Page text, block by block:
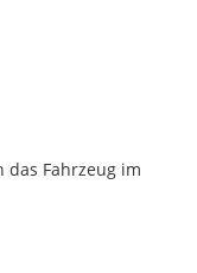
Fahrzeug im